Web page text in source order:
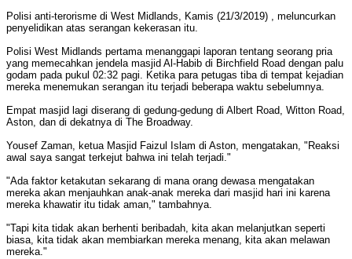
Polisi anti-terorisme di West Midlands, Kamis (21/3/2019) , meluncurkan
penyelidikan atas serangan kekerasan itu.
Polisi West Midlands pertama menanggapi laporan tentang seorang pria
yang memecahkan jendela masjid Al-Habib di Birchfield Road dengan palu
godam pada pukul 02:32 pagi. Ketika para petugas tiba di tempat kejadian
mereka menemukan serangan itu terjadi beberapa waktu sebelumnya.
Empat masjid lagi diserang di gedung-gedung di Albert Road, Witton Road,
Aston, dan di dekatnya di The Broadway.
Yousef Zaman, ketua Masjid Faizul Islam di Aston, mengatakan, "Reaksi
awal saya sangat terkejut bahwa ini telah terjadi."
"Ada faktor ketakutan sekarang di mana orang dewasa mengatakan
mereka akan menjauhkan anak-anak mereka dari masjid hari ini karena
mereka khawatir itu tidak aman," tambahnya.
"Tapi kita tidak akan berhenti beribadah, kita akan melanjutkan seperti
biasa, kita tidak akan membiarkan mereka menang, kita akan melawan
mereka."